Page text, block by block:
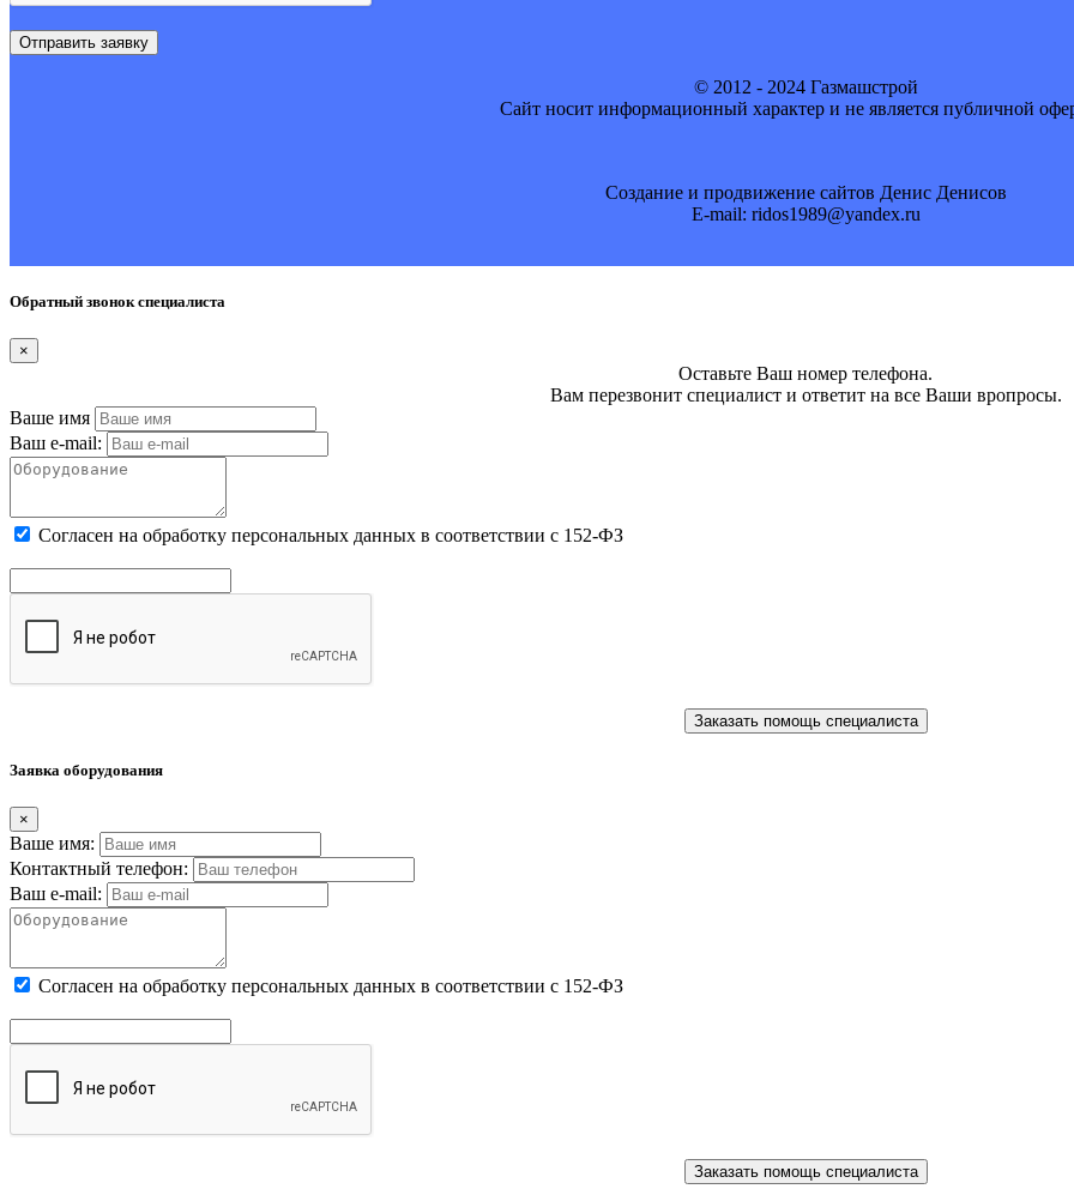
Отправить заявку
© 2012 - 2024 Газмашстрой
Cайт носит информационный характер и не является публичной
Создание и продвижение сайтов Денис Денисов
E-mail: ridos1989@yandex.ru
Обратный звонок специалиста
×
Оставьте Ваш номер телефона.
Вам перезвонит специалист и ответит на все Ваши вропросы.
Ваше имя
Ваш e-mail:
Cогласен на обработку персональных данных в соответствии с 152-ФЗ
Заказать помощь специалиста
Заявка оборудования
×
Ваше имя:
Контактный телефон:
Ваш e-mail:
Cогласен на обработку персональных данных в соответствии с 152-ФЗ
Заказать помощь специалиста